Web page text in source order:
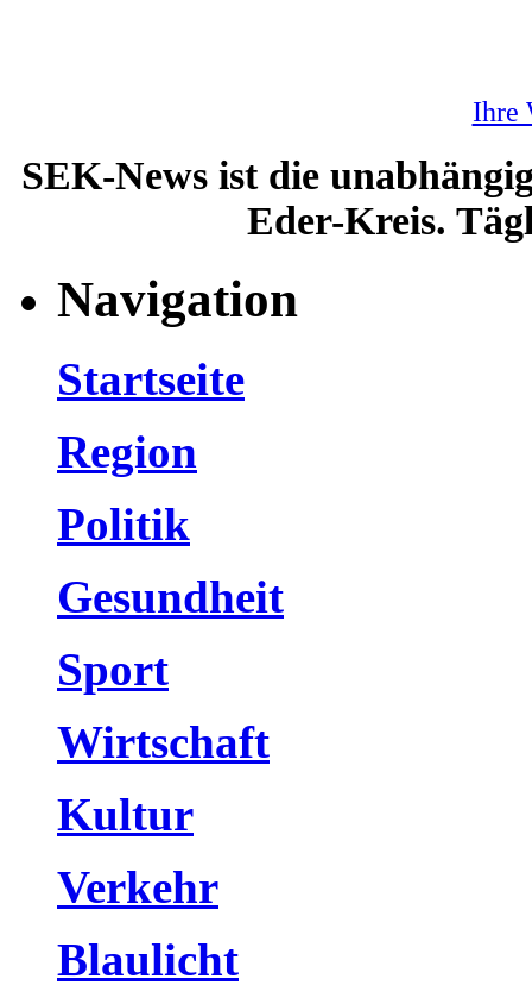
Ihre
SEK-News ist die
Eder-Kreis.
Navigation
Startseite
Region
Politik
Gesundheit
Sport
Wirtschaft
Kultur
Verkehr
Blaulicht